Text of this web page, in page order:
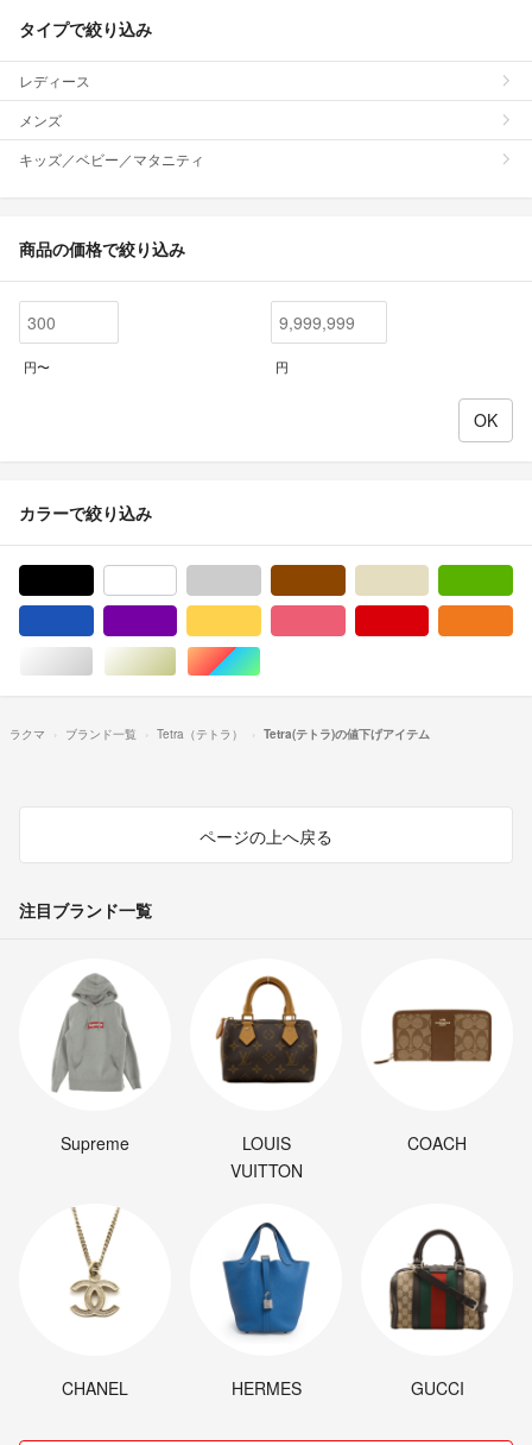
タイプで絞り込み
レディース
メンズ
キッズ／ベビー／マタニティ
商品の価格で絞り込み
円〜 円
カラーで絞り込み
シルバー/銀色系ゴールド/金色系マルチカラー
ラクマ ブランド一覧 Tetra（テトラ） Tetra(テトラ)の値下げアイテム
ページの上へ戻る
注目ブランド一覧
Supreme
LOUIS
VUITTON
COACH
CHANEL HERMES GUCCI